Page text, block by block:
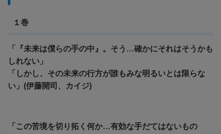
１巻
「『未来は僕らの手の中』。そう…確かにそれはそうかも
しれない」
「しかし、その未来の行方が誰もみな明るいとは限らな
い」(伊藤開司、カイジ)
「この苦境を切り拓く何か…有効な手だてはないもの